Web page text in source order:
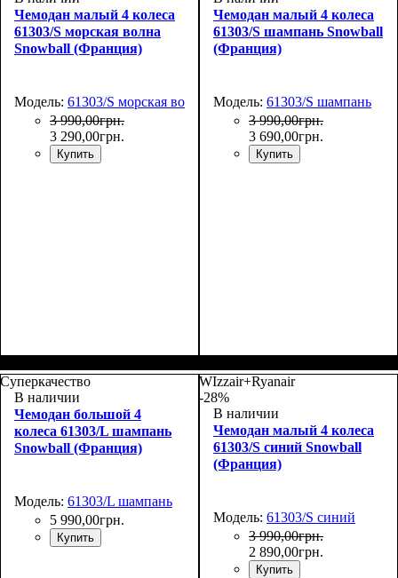
Чемодан малый 4 колеса
61303/S морская волна
Snowball (Франция)
Модель: 61303/S морская волна
3 990,00грн.
3 290,00грн.
Купить
55х38x20
Чемодан малый 4 колеса
61303/S шампань Snowball
(Франция)
Модель: 61303/S шампань
3 990,00грн.
3 690,00грн.
Купить
55х38x20
Суперкачество
В наличии
Чемодан большой 4
колеса 61303/L шампань
Snowball (Франция)
Модель: 61303/L шампань
5 990,00грн.
Купить
WIzzair+Ryanair
-28%
В наличии
Чемодан малый 4 колеса
61303/S синий Snowball
(Франция)
Модель: 61303/S синий
3 990,00грн.
2 890,00грн.
Купить